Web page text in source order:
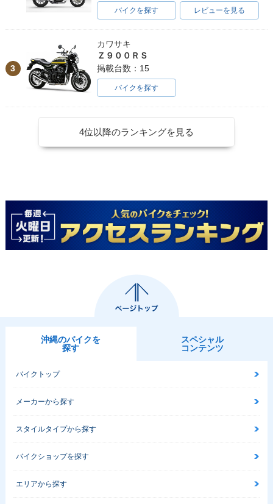
バイクを探す レビューを見る
3
カワサキ
Ｚ９００ＲＳ
掲載台数：15
バイクを探す
4位以降のランキングを見る
沖縄のバイクを
探す
スペシャル
コンテンツ
バイクトップ
メーカーから探す
スタイルタイプから探す
バイクショップを探す
エリアから探す